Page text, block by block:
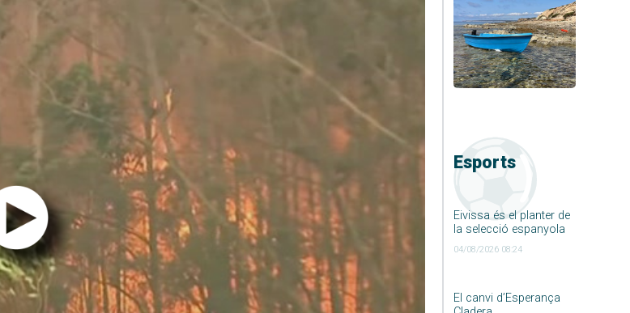
Esports
Eivissa és el planter de
la selecció espanyola
04/08/2026 08:24
El canvi d’Esperança